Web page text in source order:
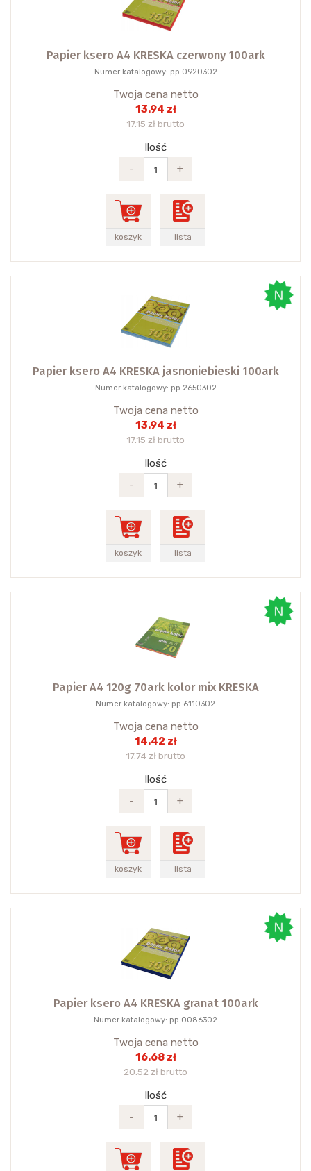
Papier ksero A4 KRESKA czerwony 100ark
Numer katalogowy: pp 0920302
Twoja cena netto
13.94 zł
17.15 zł brutto
Ilość
-
+
koszyk lista
Papier ksero A4 KRESKA jasnoniebieski 100ark
Numer katalogowy: pp 2650302
Twoja cena netto
13.94 zł
17.15 zł brutto
Ilość
-
+
koszyk lista
Papier A4 120g 70ark kolor mix KRESKA
Numer katalogowy: pp 6110302
Twoja cena netto
14.42 zł
17.74 zł brutto
Ilość
-
+
koszyk lista
Papier ksero A4 KRESKA granat 100ark
Numer katalogowy: pp 0086302
Twoja cena netto
16.68 zł
20.52 zł brutto
Ilość
-
+